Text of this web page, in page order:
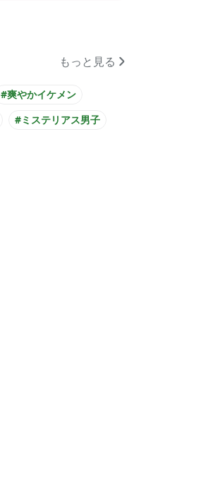
もっと見る
#爽やかイケメン
#ミステリアス男子